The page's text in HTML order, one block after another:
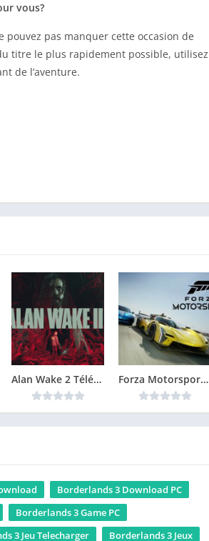
vous?
pouvez pas manquer cette occasion de
titre le plus rapidement possible, utilisez
de l’aventure.
Alan Wake 2 Télécharger Gratuit Jeu PC Forza Motorsport 8 Télécharger PC Gratuit
Borderlands 3 Download PC
Borderlands 3 Game PC
3 Jeu Telecharger
Borderlands 3 Jeux